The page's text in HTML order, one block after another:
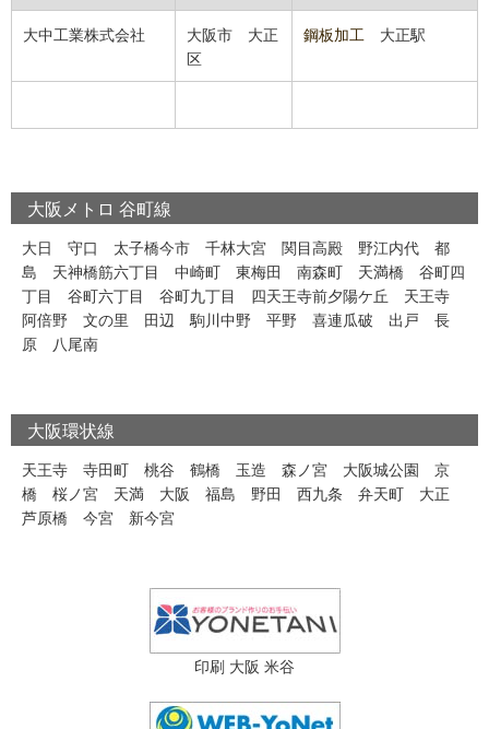
大中工業株式会社 大阪市
大正
区
鋼板加工 大正駅
大阪メトロ 谷町線
大日 守口 太子橋今市 千林大宮 関目高殿 野江内代
都
島
天神橋筋六丁目 中崎町 東梅田 南森町 天満橋
谷町四
丁目
谷町六丁目 谷町九丁目 四天王寺前夕陽ケ丘
天王寺
阿倍野
文の里 田辺 駒川中野 平野 喜連瓜破 出戸
長
原
八尾南
大阪環状線
天王寺 寺田町 桃谷 鶴橋 玉造 森ノ宮 大阪城公園
京
橋
桜ノ宮 天満 大阪 福島 野田 西九条 弁天町
大正
芦原橋
今宮 新今宮
印刷 大阪 米谷